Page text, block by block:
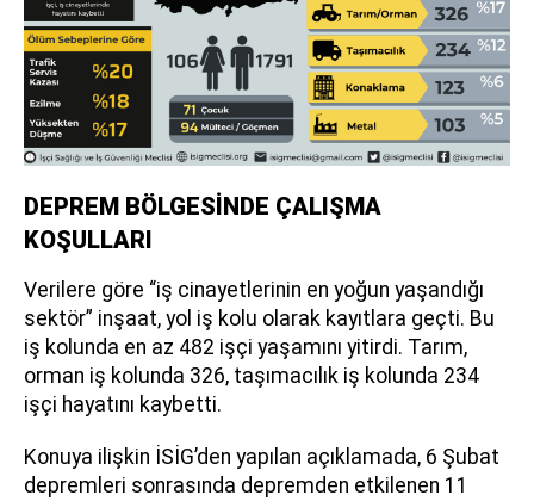
DEPREM BÖLGESİNDE ÇALIŞMA
KOŞULLARI
Verilere göre “iş cinayetlerinin en yoğun yaşandığı
sektör” inşaat, yol iş kolu olarak kayıtlara geçti. Bu
iş kolunda en az 482 işçi yaşamını yitirdi. Tarım,
orman iş kolunda 326, taşımacılık iş kolunda 234
işçi hayatını kaybetti.
Konuya ilişkin İSİG’den yapılan açıklamada, 6 Şubat
depremleri sonrasında depremden etkilenen 11